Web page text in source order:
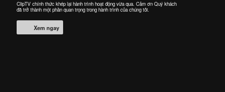
ClipTV chính thức khép lại hành trình hoạt động vừa qua. Cảm ơn Quý khách
đã trở thành một phần quan trọng trong hành trình của chúng tôi.
Xem ngay